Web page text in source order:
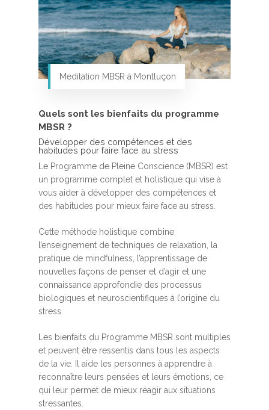
Meditation MBSR à Montluçon
Quels sont les bienfaits du programme
MBSR ?
Développer des compétences et des
habitudes pour faire face au stress
Le Programme de Pleine Conscience (MBSR) est
un programme complet et holistique qui vise à
vous aider à développer des compétences et
des habitudes pour mieux faire face au stress.
Cette méthode holistique combine
l’enseignement de techniques de relaxation, la
pratique de mindfulness, l’apprentissage de
nouvelles façons de penser et d’agir et une
connaissance approfondie des processus
biologiques et neuroscientifiques à l’origine du
stress.
Les bienfaits du Programme MBSR sont multiples
et peuvent être ressentis dans tous les aspects
de la vie. Il aide les personnes à apprendre à
reconnaître leurs pensées et leurs émotions, ce
qui leur permet de mieux réagir aux situations
stressantes.